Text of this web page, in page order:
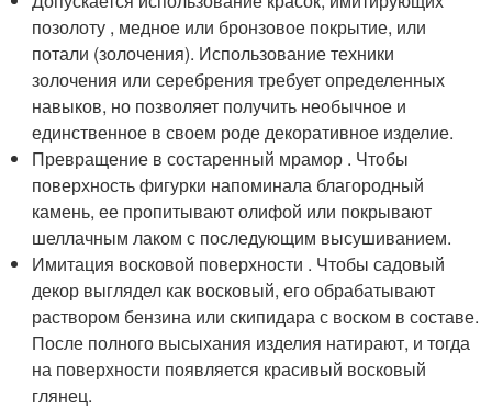
позолоту , медное или бронзовое покрытие, или
потали (золочения). Использование техники
золочения или серебрения требует определенных
навыков, но позволяет получить необычное и
единственное в своем роде декоративное изделие.
Превращение в состаренный мрамор . Чтобы
поверхность фигурки напоминала благородный
камень, ее пропитывают олифой или покрывают
шеллачным лаком с последующим высушиванием.
Имитация восковой поверхности . Чтобы садовый
декор выглядел как восковый, его обрабатывают
раствором бензина или скипидара с воском в составе.
После полного высыхания изделия натирают, и тогда
на поверхности появляется красивый восковый
глянец.